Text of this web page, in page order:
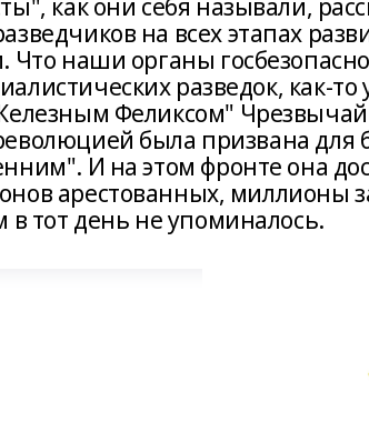
как они себя называли,
на всех этапах
Что наши органы
разведок, как-
Феликсом"
была призвана для
И на этом фронте она
арестованных, миллионы
в тот день не упоминалось.